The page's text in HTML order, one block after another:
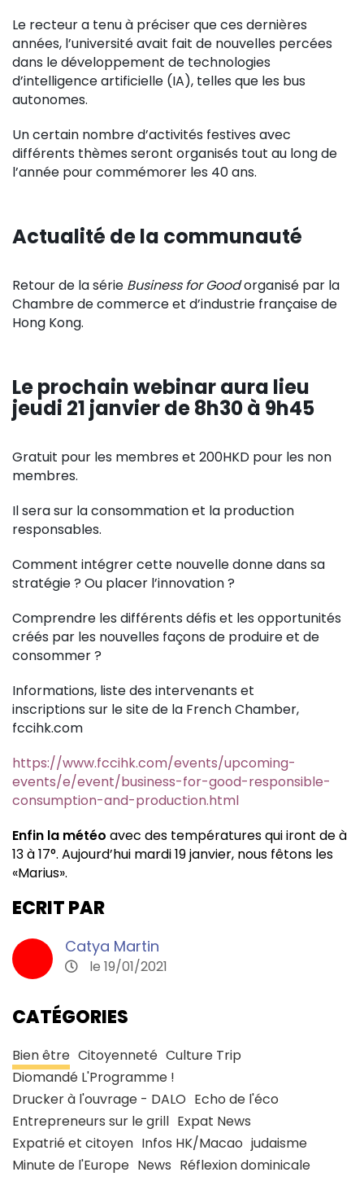
Le recteur a tenu à préciser que ces dernières
années, l’université avait fait de nouvelles percées
dans le développement de technologies
d’intelligence artificielle (IA), telles que les bus
autonomes.
Un certain nombre d’activités festives avec
différents thèmes seront organisés tout au long de
l’année pour commémorer les 40 ans.
Actualité de la communauté
Retour de la série Business for Goodorganisé par la
Chambre de commerce et d’industrie française de
Hong Kong.
Le prochain webinar aura lieu
jeudi 21 janvier de 8h30 à 9h45
Gratuit pour les membres et 200HKD pour les non
membres.
Il sera sur la consommation et la production
responsables.
Comment intégrer cette nouvelle donne dans sa
stratégie ? Ou placer l’innovation ?
Comprendre les différents défis et les opportunités
créés par les nouvelles façons de produire et de
consommer ?
Informations, liste des intervenants et
inscriptions sur le site de la French Chamber,
fccihk.com
https://www.fccihk.com/events/upcoming-
events/e/event/business-for-good-responsible-
consumption-and-production.html
Enfin la météo avec des températures qui iront de à
13 à 17°. Aujourd’hui mardi 19 janvier, nous fêtons les
«Marius».
ECRIT PAR
Catya Martin
le 19/01/2021
CATÉGORIES
Bien être Citoyenneté Culture Trip
Diomandé L'Programme !
Drucker à l'ouvrage - DALO Echo de l'éco
Entrepreneurs sur le grill Expat News
Expatrié et citoyen Infos HK/Macao judaisme
Minute de l'Europe News Réflexion dominicale